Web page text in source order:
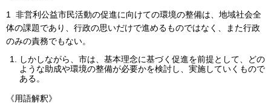
1 非営利公益市民活動の促進に向けての環境の整備は、地域社会全
体の課題であり、行政の思いだけで進めるものではなく、また行政
のみの責務でもない。
しかしながら、市は、基本理念に基づく促進を前提として、どの
ような助成や環境の整備が必要かを検討し、実施していくもので
ある。
《用語解釈》